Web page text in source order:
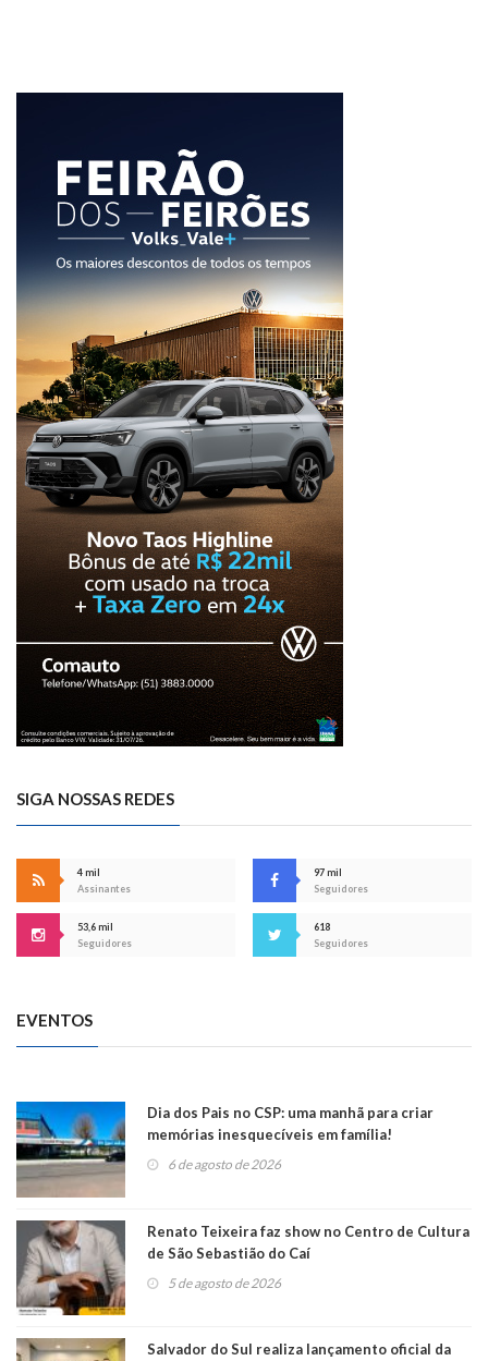
SIGA NOSSAS REDES
4 mil
Assinantes
97 mil
Seguidores
53,6 mil
Seguidores
618
Seguidores
EVENTOS
Dia dos Pais no CSP: uma manhã para criar
memórias inesquecíveis em família!
6 de agosto de 2026
Renato Teixeira faz show no Centro de Cultura
de São Sebastião do Caí
5 de agosto de 2026
Salvador do Sul realiza lançamento oficial da